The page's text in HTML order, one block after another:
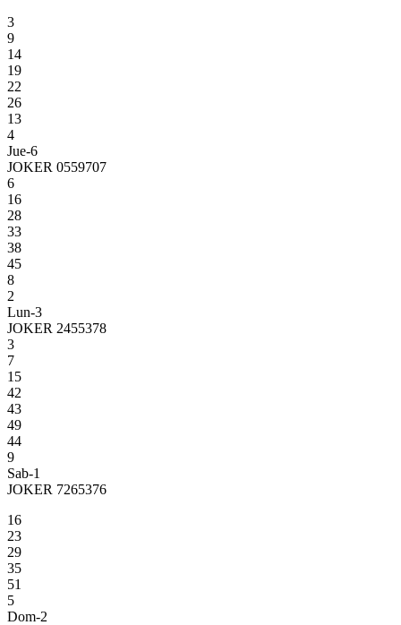
3
9
14
19
22
26
13
4
Jue-6
JOKER 0559707
6
16
28
33
38
45
8
2
Lun-3
JOKER 2455378
3
7
15
42
43
49
44
9
Sab-1
JOKER 7265376
16
23
29
35
51
5
Dom-2